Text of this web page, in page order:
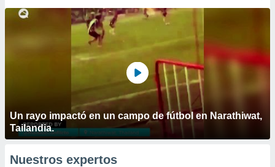
Un rayo impactó en un campo de fútbol en Narathiwat,
Tailandia.
Nuestros expertos